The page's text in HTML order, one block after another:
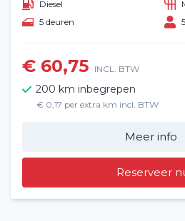
Diesel
5 deuren
€ 60,75 INCL. BTW
200 km inbegrepen
€ 0,17 per extra km incl. BTW
Meer info
Reserveer